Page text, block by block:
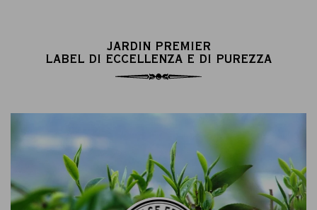
JARDIN PREMIER
LABEL DI ECCELLENZA E DI PUREZZA